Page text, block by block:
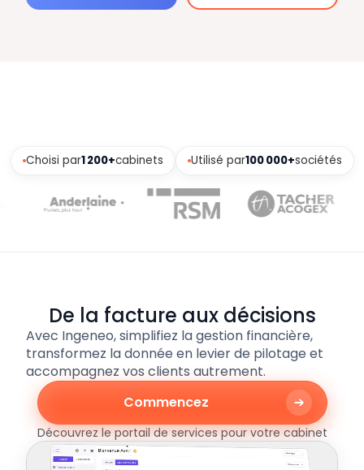
Choisi par1 200+cabinets Utilisé par100 000+sociétés
De la facture aux décisions
Avec Ingeneo, simplifiez la gestion financière,
transformez la donnée en levier de pilotage et
accompagnez vos clients autrement.
Éditeur de facture complet
Intégrations & automatisations
Application mobile
Commencez
Découvrez le portail de services pour votre cabinet